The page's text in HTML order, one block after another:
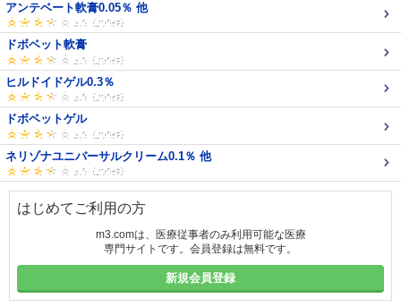
アンテベート軟膏0.05％ 他
ドボベット軟膏
ヒルドイドゲル0.3％
ドボベットゲル
ネリゾナユニバーサルクリーム0.1％ 他
はじめてご利用の方
m3.comは、医療従事者のみ利用可能な医療
専門サイトです。会員登録は無料です。
新規会員登録